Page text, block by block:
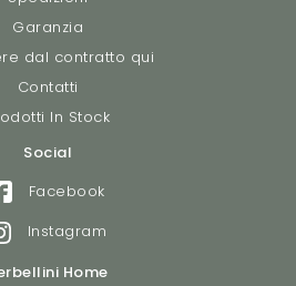
Garanzia
dal contratto qui
Contatti
In Stock
Social
Facebook
Instagram
Home